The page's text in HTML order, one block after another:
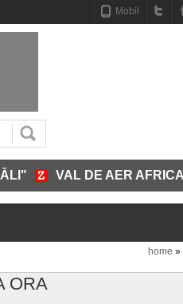
Mobil
VAL DE AER AFRICAN SE
home »
ORA